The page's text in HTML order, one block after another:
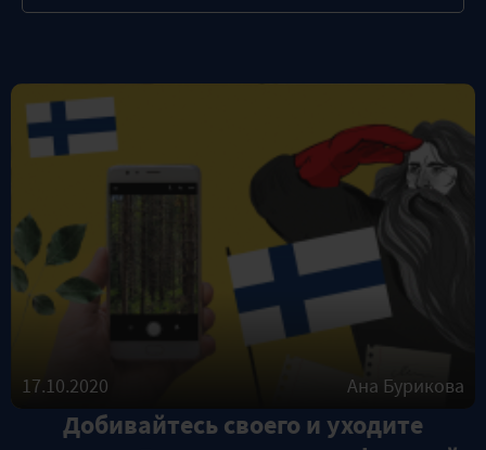
17.10.2020 Ана Бурикова
Добивайтесь своего и уходите